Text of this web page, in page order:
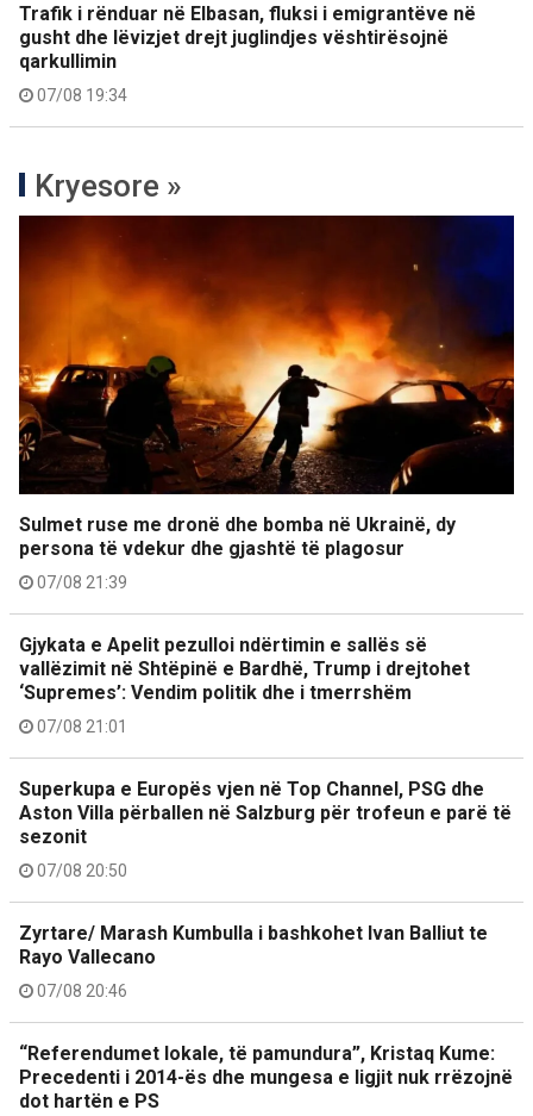
Trafik i rënduar në Elbasan, fluksi i emigrantëve në
gusht dhe lëvizjet drejt juglindjes vështirësojnë
qarkullimin
07/08 19:34
Kryesore »
Sulmet ruse me dronë dhe bomba në Ukrainë, dy
persona të vdekur dhe gjashtë të plagosur
07/08 21:39
Gjykata e Apelit pezulloi ndërtimin e sallës së
vallëzimit në Shtëpinë e Bardhë, Trump i drejtohet
‘Supremes’: Vendim politik dhe i tmerrshëm
07/08 21:01
Superkupa e Europës vjen në Top Channel, PSG dhe
Aston Villa përballen në Salzburg për trofeun e parë të
sezonit
07/08 20:50
Zyrtare/ Marash Kumbulla i bashkohet Ivan Balliut te
Rayo Vallecano
07/08 20:46
“Referendumet lokale, të pamundura”, Kristaq Kume:
Precedenti i 2014-ës dhe mungesa e ligjit nuk rrëzojnë
dot hartën e PS